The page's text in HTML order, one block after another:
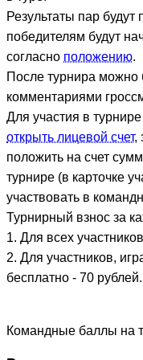
Результаты пар
победителям будут
согласно положению.
После турнира можно
комментариями
Для участия в
открыть лицевой счет,
положить на счет
турнире (в карточке
участвовать в
Турнирный взнос за
1. Для всех
2. Для участников,
бесплатно - 70 рублей.
Командные баллы на